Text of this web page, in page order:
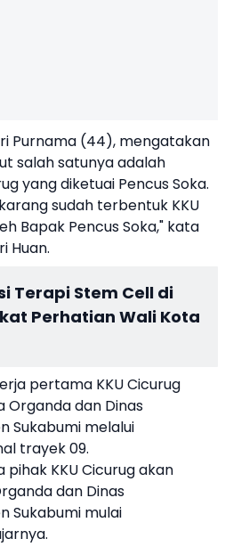
Purnama (44), mengatakan
salah satunya adalah
yang diketuai Pencus Soka.
sudah terbentuk KKU
Bapak Pencus Soka," kata
Huan.
Terapi Stem Cell di
Perhatian Wali Kota
pertama KKU Cicurug
Organda dan Dinas
Sukabumi melalui
trayek 09.
KKU Cicurug akan
dan Dinas
Sukabumi mulai